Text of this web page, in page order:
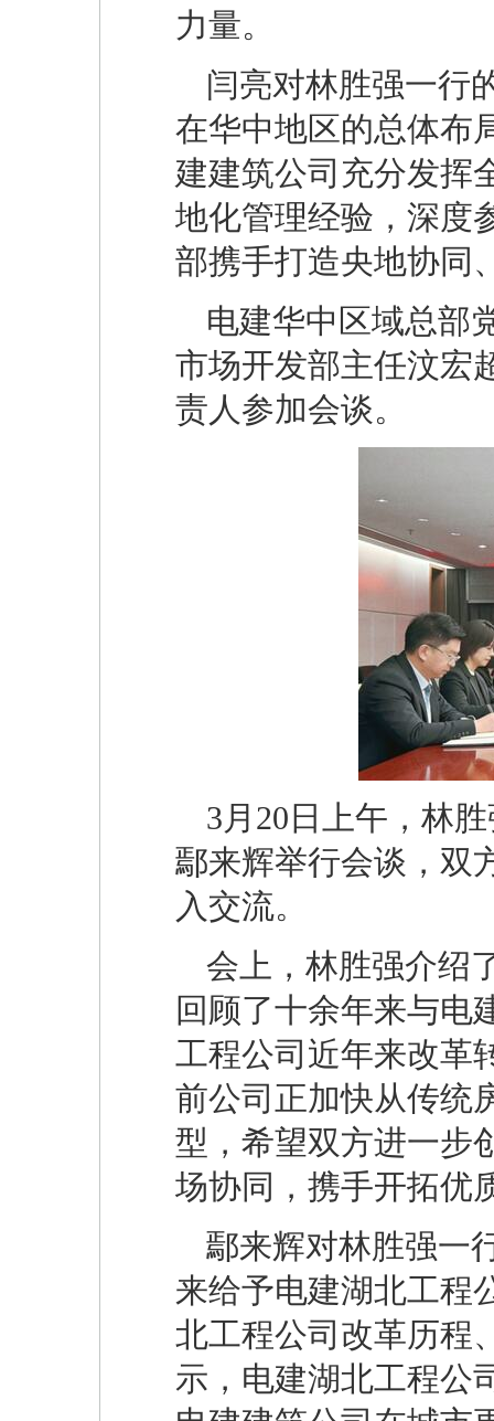
力量。
闫亮对林胜强一行
在华中地区的总体布
建建筑公司充分发挥
地化管理经验，深度
部携手打造央地协同
电建华中区域总部
市场开发部主任汶宏
责人参加会谈。
3月20日上午，林
鄢来辉举行会谈，双
入交流。
会上，林胜强介绍
回顾了十余年来与电
工程公司近年来改革
前公司正加快从传统
型，希望双方进一步
场协同，携手开拓优
鄢来辉对林胜强一
来给予电建湖北工程
北工程公司改革历程
示，电建湖北工程公